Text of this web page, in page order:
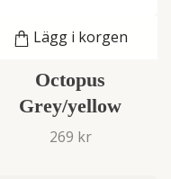
Lägg i korgen
Octopus
Grey/yellow
269 kr